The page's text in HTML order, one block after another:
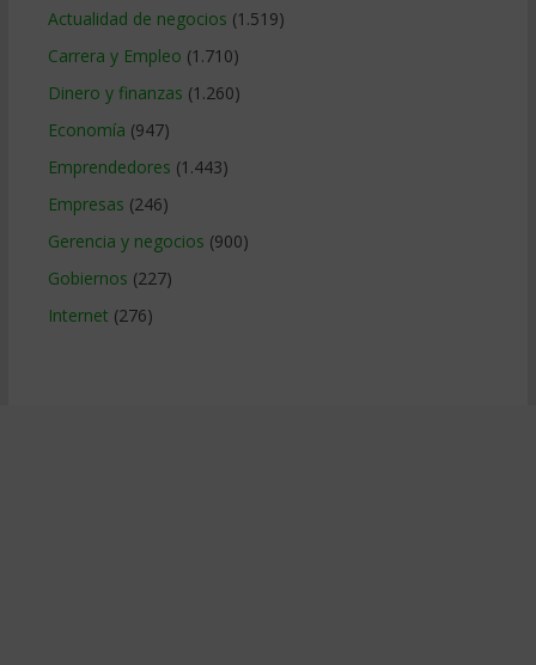
Actualidad de negocios (1.519)
Carrera y Empleo (1.710)
Dinero y finanzas (1.260)
Economía (947)
Emprendedores (1.443)
Empresas (246)
Gerencia y negocios (900)
Gobiernos (227)
Internet (276)